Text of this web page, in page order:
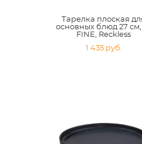
Тарелка плоская
основных блюд 27 см,
FINE, Reckless
1 435 pуб.